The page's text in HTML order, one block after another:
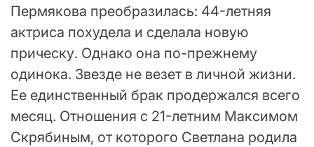
Пермякова преобразилась: 44-летняя
актриса похудела и сделала новую
прическу. Однако она по-прежнему
одинока. Звезде не везет в личной жизни.
Ее единственный брак продержался всего
месяц. Отношения с 21-летним Максимом
Скрябиным, от которого Светлана родила